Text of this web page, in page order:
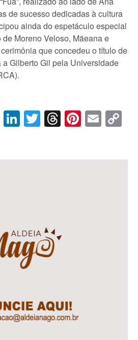
de sucesso dedicadas à cultura
ainda do espetáculo especial
de Moreno Veloso, Mãeana e
que concedeu o título de
Gilberto Gil pela Universidade
X LinkedIn
Twitter
Threads